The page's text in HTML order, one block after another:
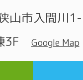
山市入間川
3F
Google Map